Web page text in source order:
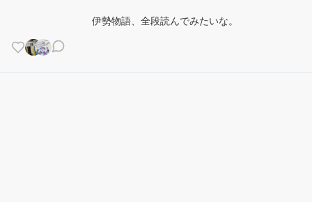
伊勢物語、全段読んでみたいな。